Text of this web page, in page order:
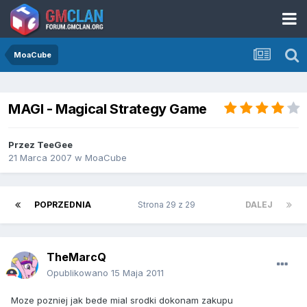
MoaCube
MAGI - Magical Strategy Game
Przez TeeGee
21 Marca 2007 w MoaCube
POPRZEDNIA DALEJ
Strona 29 z 29
TheMarcQ
Opublikowano 15 Maja 2011
Moze pozniej jak bede mial srodki dokonam zakupu